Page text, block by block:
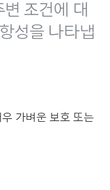
조건에 대
성을 나타냅
가벼운 보호 또는